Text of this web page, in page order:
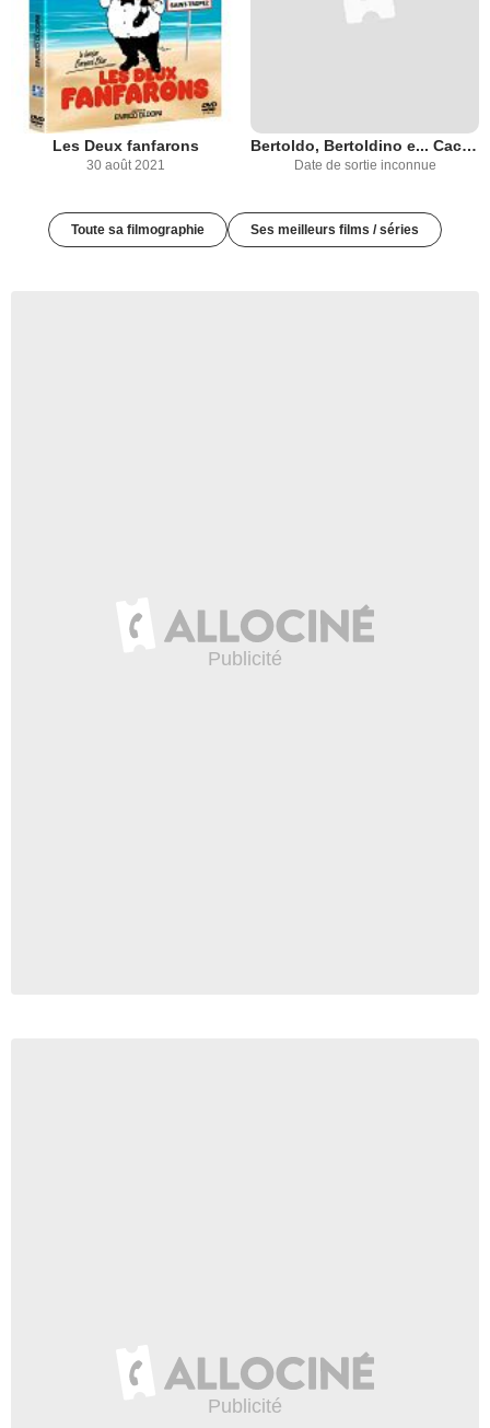
Les Deux fanfarons
30 août 2021
Bertoldo, Bertoldino e... Cacasenno
Date de sortie inconnue
Toute sa filmographie Ses meilleurs films / séries